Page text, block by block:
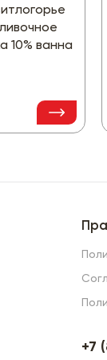
10% ванна
+7